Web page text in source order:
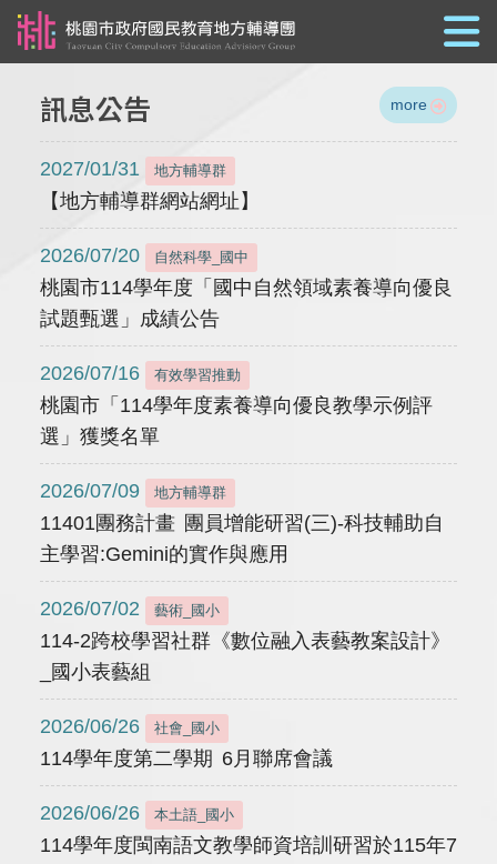
訊息公告 more
2027/01/31 地方輔導群
【地方輔導群網站網址】
2026/07/20 自然科學_國中
桃園市114學年度「國中自然領域素養導向優良
試題甄選」成績公告
2026/07/16 有效學習推動
桃園市「114學年度素養導向優良教學示例評
選」獲獎名單
2026/07/09 地方輔導群
11401團務計畫 團員增能研習(三)-科技輔助自
主學習:Gemini的實作與應用
2026/07/02 藝術_國小
114-2跨校學習社群《數位融入表藝教案設計》
_國小表藝組
2026/06/26 社會_國小
114學年度第二學期 6月聯席會議
2026/06/26 本土語_國小
114學年度閩南語文教學師資培訓研習於115年7